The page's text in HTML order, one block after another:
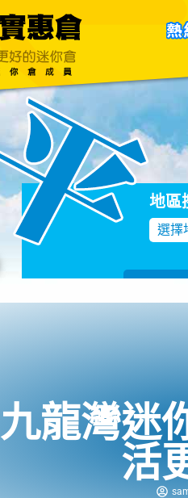
們 聯絡我們
地區
選擇
龍灣迷
活